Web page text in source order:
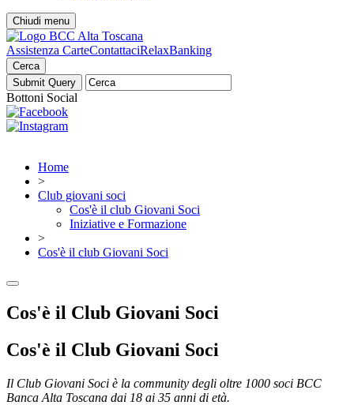
Chiudi menu
Assistenza CarteContattaciRelaxBanking
Cerca
Bottoni Social
Home
>
Club giovani soci
Cos'è il club Giovani Soci
Iniziative e Formazione
>
Cos'è il club Giovani Soci
Cos'è il Club Giovani Soci
Cos'è il Club Giovani Soci
Il Club Giovani Soci è la community degli oltre 1000 soci BCC
Banca Alta Toscana dai 18 ai 35 anni di età.